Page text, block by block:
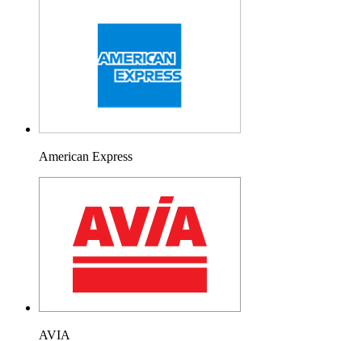
American Express
AVIA